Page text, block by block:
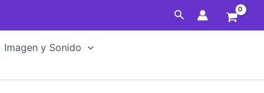
Buscar
Imagen y Sonido